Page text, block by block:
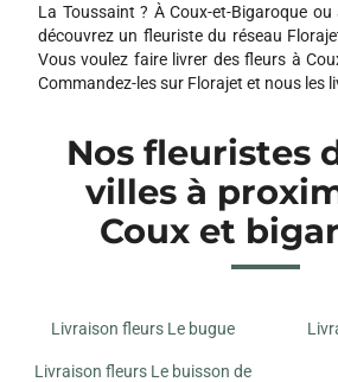
La Toussaint ? À Coux-et-Bigaroque ou
découvrez un fleuriste du réseau
Vous voulez faire livrer des fleurs à
Commandez-les sur Florajet et nous les
Nos fleuristes
villes à
Coux et
Livraison fleurs Le bugue
Livraison fleurs Le buisson de